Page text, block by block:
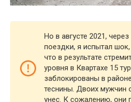
Но в августе 2021,
поездки, я испытал шок,
что в результате
уровня в Квартахе 15
заблокированы в
теснины. Двоих мужчин
унес. К сожалению, они